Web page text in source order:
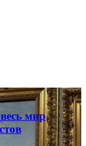
мир